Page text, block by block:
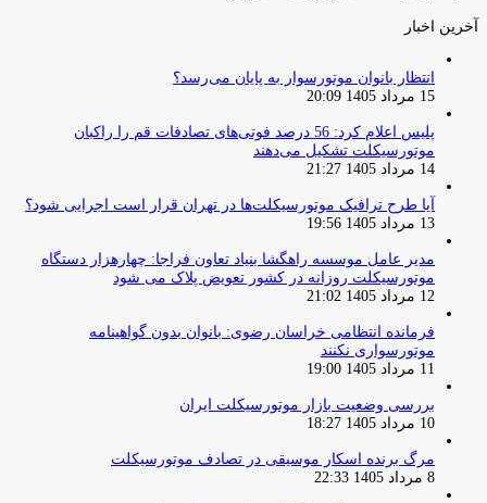
آخرین اخبار
انتظار بانوان موتورسوار به پایان می‌رسد؟
15 مرداد 1405 20:09
پلیس اعلام کرد: 56 درصد فوتی‌های تصادفات قم را راکبان
موتورسیکلت تشکیل می‌دهند
14 مرداد 1405 21:27
آیا طرح ترافیک موتورسیکلت‌ها در تهران قرار است اجرایی شود؟
13 مرداد 1405 19:56
مدیر عامل موسسه راهگشا بنیاد تعاون فراجا: چهارهزار دستگاه
موتورسیکلت روزانه در کشور تعویض پلاک می شود
12 مرداد 1405 21:02
فرمانده انتظامی خراسان رضوی: بانوان بدون گواهینامه
موتورسواری نکنند
11 مرداد 1405 19:00
بررسی وضعیت بازار موتورسیکلت ایران
10 مرداد 1405 18:27
مرگ برنده اسکار موسیقی در تصادف موتورسیکلت
8 مرداد 1405 22:33